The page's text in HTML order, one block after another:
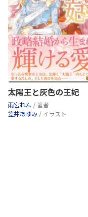
太陽王と灰色の王妃
雨宮れん / 著者
笠井あゆみ / イラスト